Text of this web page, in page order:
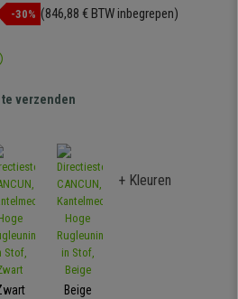
-30% (846,88 € BTW inbegrepen)
te verzenden
Beige
+ Kleuren